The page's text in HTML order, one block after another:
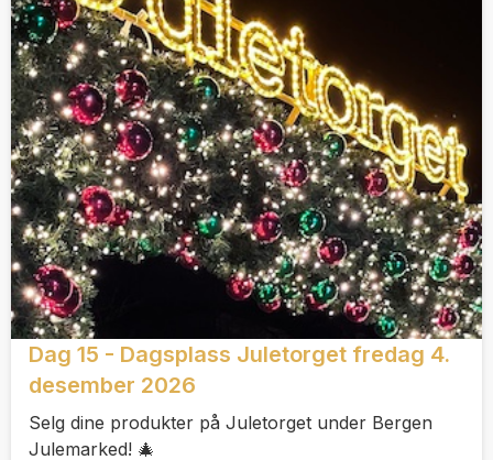
Dag 15 - Dagsplass Juletorget fredag 4.
desember 2026
Selg dine produkter på Juletorget under Bergen
Julemarked! 🎄